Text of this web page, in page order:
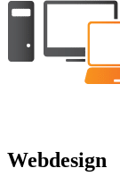
Webdesign